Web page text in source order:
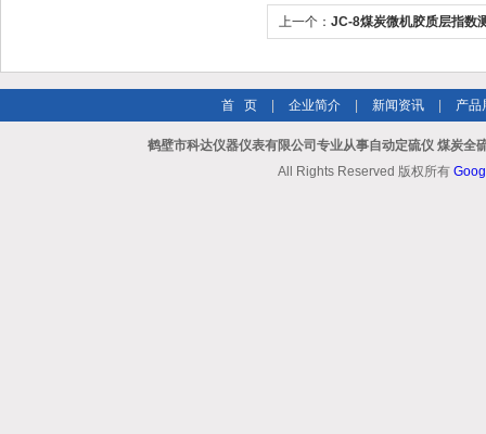
上一个： JC-8煤炭微机胶质层指数
首 页 企业简介 新闻资讯 产品
鹤壁市科达仪器仪表有限公司专业从事自动定硫仪 煤炭
All Rights Reserved 版权所有